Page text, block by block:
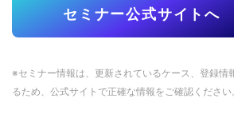
セミナー公式サイトへ
※セミナー情報は、更新されているケース、登録情
るため、公式サイトで正確な情報をご確認ください